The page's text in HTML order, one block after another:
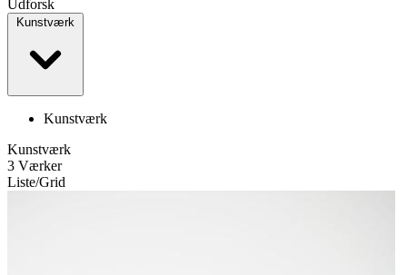
Udforsk
Kunstværk
Kunstværk
3 Værker
Liste/Grid